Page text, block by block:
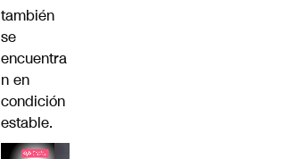
también
se
encuentra
n en
condición
estable.